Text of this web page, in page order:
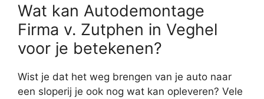
Wat kan Autodemontage
Firma v. Zutphen in Veghel
voor je betekenen?
Wist je dat het weg brengen van je auto naar
een sloperij je ook nog wat kan opleveren? Vele